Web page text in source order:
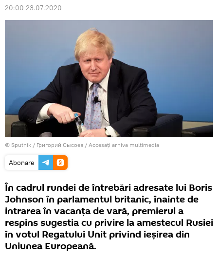
20:00 23.07.2020
© Sputnik / Григорий Сысоев / Accesați arhiva multimedia
Abonare
În cadrul rundei de întrebări adresate lui Boris
Johnson în parlamentul britanic, înainte de
intrarea în vacanţa de vară, premierul a
respins sugestia cu privire la amestecul Rusiei
în votul Regatului Unit privind ieșirea din
Uniunea Europeană.